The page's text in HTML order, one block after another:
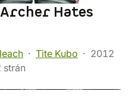
Hates
Tite Kubo
2012
strán